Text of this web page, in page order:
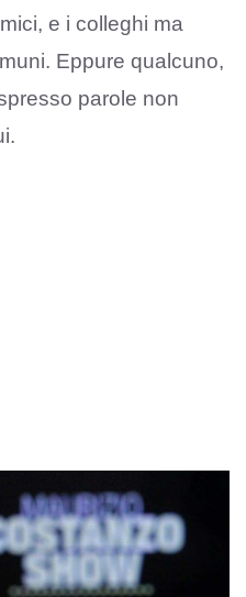
e i colleghi ma
Eppure qualcuno,
parole non